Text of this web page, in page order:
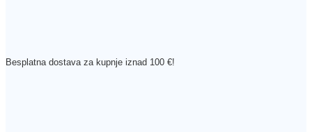
Besplatna dostava za kupnje iznad 100 €!